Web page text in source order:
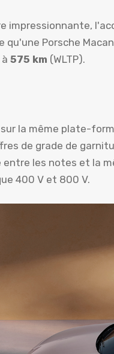
impressionnante,
qu'une Porsche
575 km (WLTP).
la même plate-
de grade de
entre les notes et la
400 V et 800 V.